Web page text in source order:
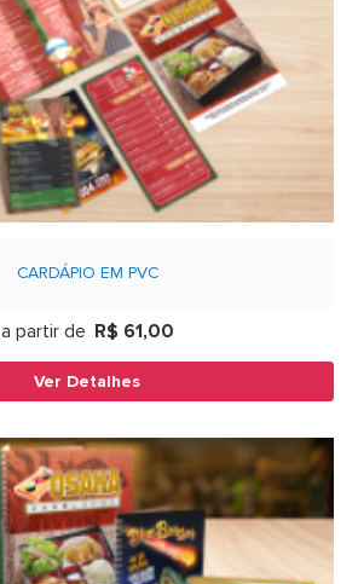
CARDÁPIO EM PVC
a partir de R$ 61,00
Ver Detalhes